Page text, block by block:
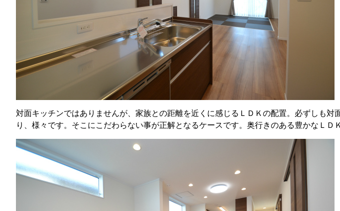
対面キッチンではありませんが、家族との距離を近くに感じるＬＤＫの配置。必ずしも
り、様々です。そこにこだわらない事が正解となるケースです。奥行きのある豊かなＬＤ